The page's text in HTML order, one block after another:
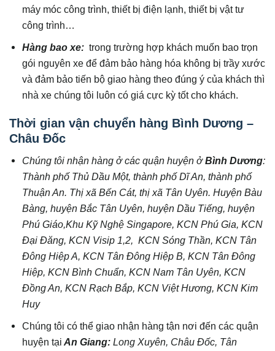
máy móc công trình, thiết bị điện lạnh, thiết bị vật tư
công trình…
Hàng bao xe: trong trường hợp khách muốn bao trọn
gói nguyên xe để đảm bảo hàng hóa không bị trầy xước
và đảm bảo tiến bộ giao hàng theo đúng ý của khách thì
nhà xe chúng tôi luôn có giá cực kỳ tốt cho khách.
Thời gian vận chuyển hàng Bình Dương –
Châu Đốc
Chúng tôi nhận hàng ở các quận huyện ởBình Dương:
Thành phố Thủ Dầu Một, thành phố Dĩ An, thành phố
Thuận An. Thị xã Bến Cát, thị xã Tân Uyên. Huyện Bàu
Bàng, huyện Bắc Tân Uyên, huyện Dầu Tiếng, huyện
Phú Giáo,Khu Kỹ Nghệ Singapore, KCN Phú Gia, KCN
Đại Đăng, KCN Visip 1,2, KCN Sóng Thần, KCN Tân
Đông Hiệp A, KCN Tân Đông Hiệp B, KCN Tân Đông
Hiệp, KCN Bình Chuẩn, KCN Nam Tân Uyên, KCN
Đồng An, KCN Rạch Bắp, KCN Việt Hương, KCN Kim
Huy
Chúng tôi có thể giao nhận hàng tận nơi đến các quận
huyện tại An Giang:Long Xuyên, Châu Đốc, Tân